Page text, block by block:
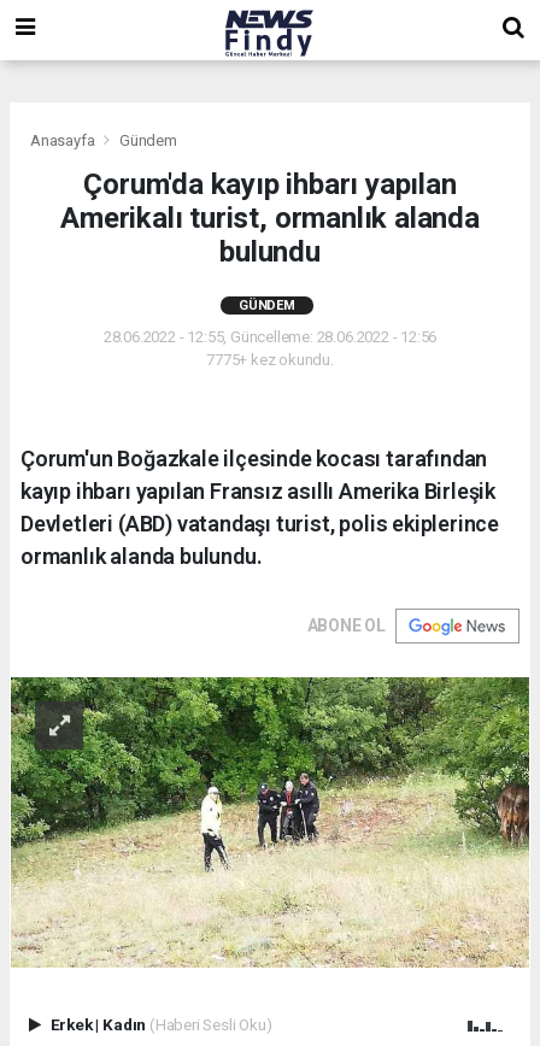
Anasayfa Gündem
Çorum'da kayıp ihbarı yapılan
Amerikalı turist, ormanlık alanda
bulundu
GÜNDEM
28.06.2022 - 12:55, Güncelleme: 28.06.2022 - 12:56
7775+ kez okundu.
Çorum'un Boğazkale ilçesinde kocası tarafından
kayıp ihbarı yapılan Fransız asıllı Amerika Birleşik
Devletleri (ABD) vatandaşı turist, polis ekiplerince
ormanlık alanda bulundu.
ABONE OL
Erkek| Kadın (Haberi Sesli Oku)